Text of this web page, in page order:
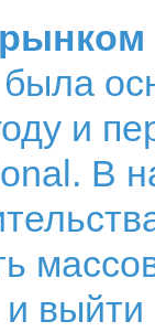
была
и
В